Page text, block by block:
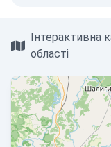
Інтерактивна
області